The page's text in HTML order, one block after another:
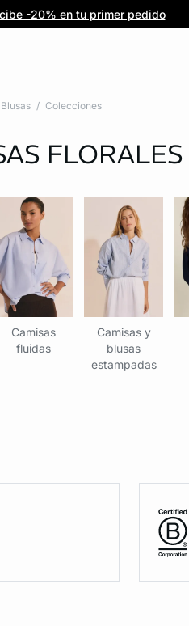
al iniciar sesión
nuevos Únete a ETAM
-20% en tu primer pedido
de $1599
Colecciones
FLORALES
Camisas
fluidas
Camisas y
blusas
estampadas